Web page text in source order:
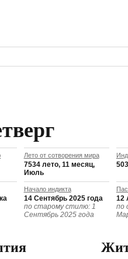
Лето от сотворения мира
7534 лето, 11 месяц,
Июль
Начало индикта
14 Сентябрь 2025 года
по старому стилю: 1
Сентябрь 2025 года
12
по